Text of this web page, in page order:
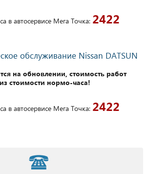
в автосервисе Мега Точка: 2422
обслуживание Nissan DATSUN
на обновлении, стоимость работ
стоимости нормо-часа!
в автосервисе Мега Точка: 2422